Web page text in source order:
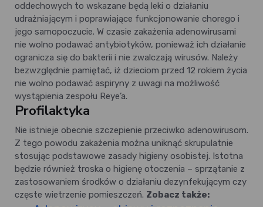
oddechowych to wskazane będą leki o działaniu
udrażniającym i poprawiające funkcjonowanie chorego i
jego samopoczucie. W czasie zakażenia adenowirusami
nie wolno podawać antybiotyków, ponieważ ich działanie
ogranicza się do bakterii i nie zwalczają wirusów. Należy
bezwzględnie pamiętać, iż dzieciom przed 12 rokiem życia
nie wolno podawać aspiryny z uwagi na możliwość
wystąpienia zespołu Reye’a.
Profilaktyka
Nie istnieje obecnie szczepienie przeciwko adenowirusom.
Z tego powodu zakażenia można uniknąć skrupulatnie
stosując podstawowe zasady higieny osobistej. Istotna
będzie również troska o higienę otoczenia – sprzątanie z
zastosowaniem środków o działaniu dezynfekującym czy
częste wietrzenie pomieszczeń. Zobacz także: